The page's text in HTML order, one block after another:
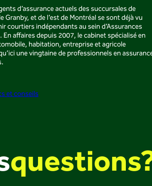
d’assurance actuels des succursales de
Granby, et de l’est de Montréal se sont déjà vu
courtiers indépendants au sein d’Assurances
En affaires depuis 2007, le cabinet spécialisé en
habitation, entreprise et agricole
une vingtaine de professionnels en
et conseils